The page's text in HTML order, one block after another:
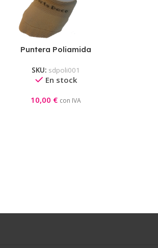
Puntera Poliamida
SKU: sdpoli001
En stock
10,00 € con IVA